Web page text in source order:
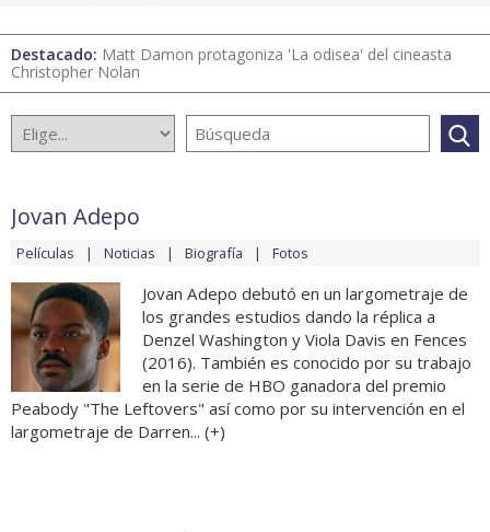
Destacado: Matt Damon protagoniza 'La odisea' del cineasta
Christopher Nolan
Jovan Adepo
Películas Noticias Biografía Fotos
Jovan Adepo debutó en un largometraje de
los grandes estudios dando la réplica a
Denzel Washington y Viola Davis en Fences
(2016). También es conocido por su trabajo
en la serie de HBO ganadora del premio
Peabody "The Leftovers" así como por su intervención en el
largometraje de Darren... (+)